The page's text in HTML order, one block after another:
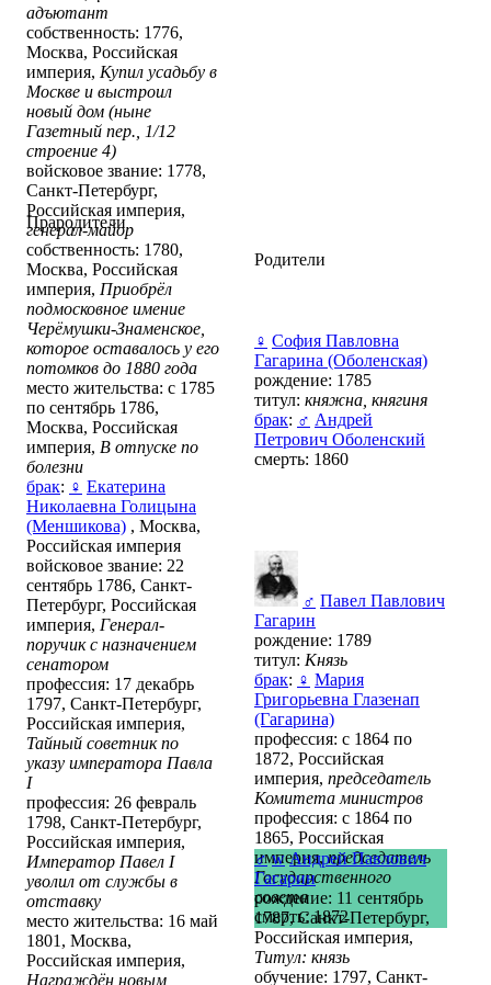
адъютант
собственность: 1776,
Москва, Российская
империя, Купил усадьбу в
Москве и выстроил
новый дом (ныне
Газетный пер., 1/12
строение 4)
войсковое звание: 1778,
Санкт-Петербург,
Российская империя,
генерал-майор
собственность: 1780,
Москва, Российская
империя, Приобрёл
подмосковное имение
Черёмушки-Знаменское,
которое оставалось у его
потомков до 1880 года
место жительства: с 1785
по сентябрь 1786,
Москва, Российская
империя, В отпуске по
болезни
брак: ♀ Екатерина
Николаевна Голицына
(Меншикова) , Москва,
Российская империя
войсковое звание: 22
сентябрь 1786, Санкт-
Петербург, Российская
империя, Генерал-
поручик с назначением
сенатором
профессия: 17 декабрь
1797, Санкт-Петербург,
Российская империя,
Тайный советник по
указу императора Павла
I
профессия: 26 февраль
1798, Санкт-Петербург,
Российская империя,
Император Павел I
уволил от службы в
отставку
место жительства: 16 май
1801, Москва,
Российская империя,
Награждён новым
Прародители
Родители
♀ София Павловна
Гагарина (Оболенская)
рождение: 1785
титул: княжна, княгиня
брак: ♂ Андрей
Петрович Оболенский
смерть: 1860
♂ Павел Павлович
Гагарин
рождение: 1789
титул: Князь
брак: ♀ Мария
Григорьевна Глазенап
(Гагарина)
профессия: с 1864 по
1872, Российская
империя, председатель
Комитета министров
профессия: с 1864 по
1865, Российская
империя,председатель
Государственного
совета
смерть: 1872
♂ w Андрей Павлович
Гагарин
рождение: 11 сентябрь
1787, Санкт-Петербург,
Российская империя,
Титул: князь
обучение: 1797, Санкт-